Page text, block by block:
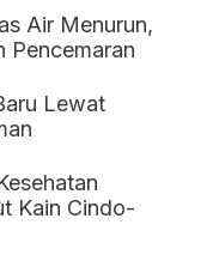
Air Menurun,
Pencemaran
Lewat
Kain Cindo-